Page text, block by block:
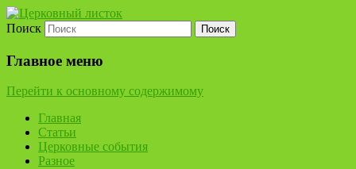
Церковный листок
Поиск
Главное меню
Перейти к основному содержимому
Главная
Статьи
Церковные события
Разное